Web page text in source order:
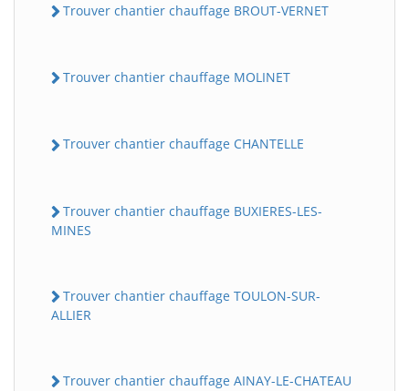
Trouver chantier chauffage BROUT-VERNET
Trouver chantier chauffage MOLINET
Trouver chantier chauffage CHANTELLE
Trouver chantier chauffage BUXIERES-LES-
MINES
Trouver chantier chauffage TOULON-SUR-
ALLIER
Trouver chantier chauffage AINAY-LE-CHATEAU